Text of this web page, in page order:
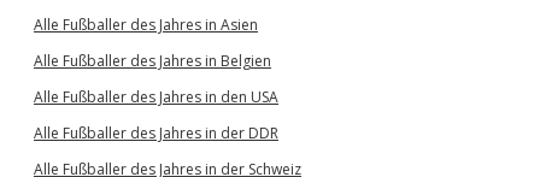
Alle Fußballer des Jahres in Asien
Alle Fußballer des Jahres in Belgien
Alle Fußballer des Jahres in den USA
Alle Fußballer des Jahres in der DDR
Alle Fußballer des Jahres in der Schweiz